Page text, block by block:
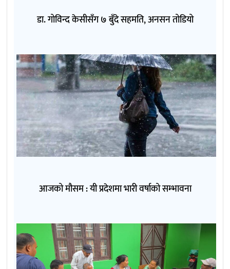
डा. गोविन्द केसीसँग ७ बुँदे सहमति, अनसन तोडियो
आजको मौसम : यी प्रदेशमा भारी वर्षाको सम्भावना